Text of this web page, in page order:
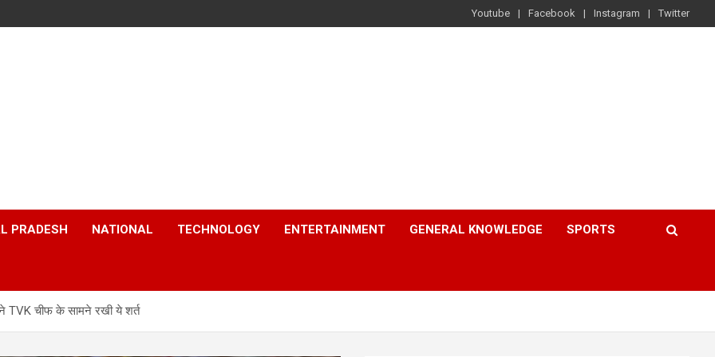
Youtube Facebook Instagram Twitter
PRADESH NATIONAL TECHNOLOGY ENTERTAINMENT GENERAL KNOWLEDGE SPORTS
TVK चीफ के सामने रखी ये शर्त